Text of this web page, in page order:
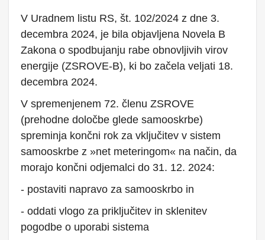
V Uradnem listu RS, št. 102/2024 z dne 3.
decembra 2024, je bila objavljena Novela B
Zakona o spodbujanju rabe obnovljivih virov
energije (ZSROVE-B), ki bo začela veljati 18.
decembra 2024.
V spremenjenem 72. členu ZSROVE
(prehodne določbe glede samooskrbe)
spreminja končni rok za vključitev v sistem
samooskrbe z »net meteringom« na način, da
morajo končni odjemalci do 31. 12. 2024:
- postaviti napravo za samooskrbo in
- oddati vlogo za priključitev in sklenitev
pogodbe o uporabi sistema